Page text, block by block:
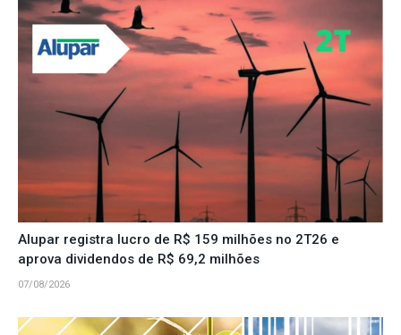
Alupar registra lucro de R$ 159 milhões no 2T26 e
aprova dividendos de R$ 69,2 milhões
07/08/2026